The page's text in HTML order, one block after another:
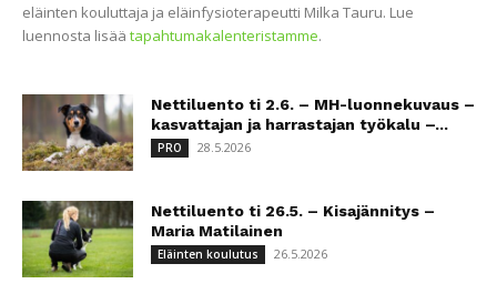
eläinten kouluttaja ja eläinfysioterapeutti Milka Tauru. Lue
luennosta lisää tapahtumakalenteristamme.
Nettiluento ti 2.6. – MH-luonnekuvaus –
kasvattajan ja harrastajan työkalu –...
PRO 28.5.2026
Nettiluento ti 26.5. – Kisajännitys –
Maria Matilainen
Eläinten koulutus 26.5.2026